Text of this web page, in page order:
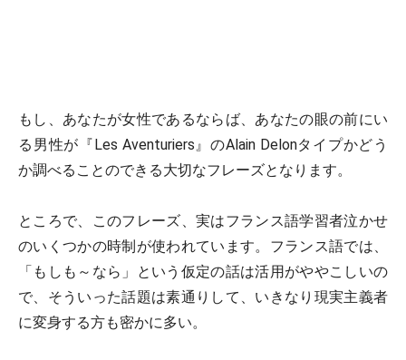
もし、あなたが女性であるならば、あなたの眼の前にい
る男性が『Les Aventuriers』のAlain Delonタイプかどう
か調べることのできる大切なフレーズとなります。
ところで、このフレーズ、実はフランス語学習者泣かせ
のいくつかの時制が使われています。フランス語では、
「もしも～なら」という仮定の話は活用がややこしいの
で、そういった話題は素通りして、いきなり現実主義者
に変身する方も密かに多い。